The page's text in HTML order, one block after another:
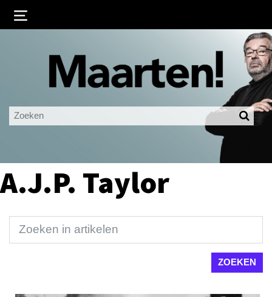
Ingelogd blijven
LOGIN
A.J.P. Taylor